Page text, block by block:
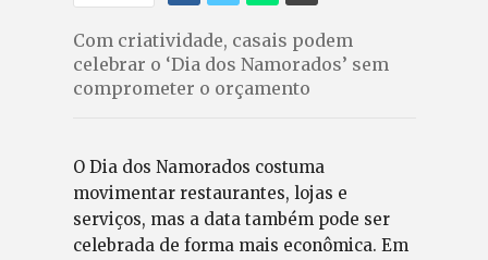
Com criatividade, casais podem
celebrar o ‘Dia dos Namorados’ sem
comprometer o orçamento
O Dia dos Namorados costuma
movimentar restaurantes, lojas e
serviços, mas a data também pode ser
celebrada de forma mais econômica. Em